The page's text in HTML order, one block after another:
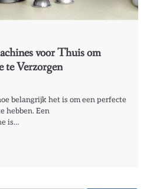
voor Thuis om
te Verzorgen
belangrijk het is om een ​​perfecte
hebben. Een
is…